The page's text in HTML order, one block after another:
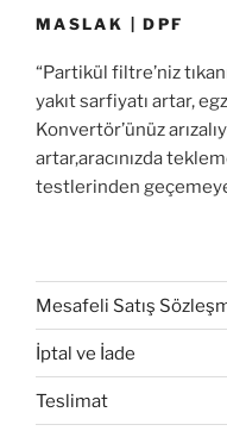
MASLAK | DPF
“Partikül filtre’niz
yakıt sarfiyatı artar,
Konvertör’ünüz
artar,aracınızda
testlerinden
Mesafeli Satış
İptal ve İade
Teslimat